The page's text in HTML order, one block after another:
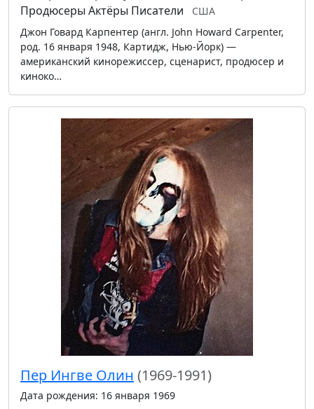
Продюсеры Актёры Писатели
США
Джон Говард Карпентер (англ. John Howard Carpenter,
род. 16 января 1948, Картидж, Нью-Йорк) —
американский кинорежиссер, сценарист, продюсер и
киноко…
Пер Ингве Олин (1969-1991)
Дата рождения: 16 января 1969